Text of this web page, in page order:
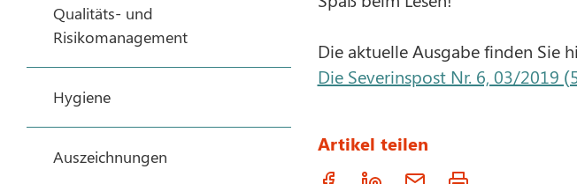
Qualitäts- und
Risikomanagement
Hygiene
Auszeichnungen
Die aktuelle Ausgabe finden Sie
Die Severinspost Nr. 6, 03/2019
Artikel teilen